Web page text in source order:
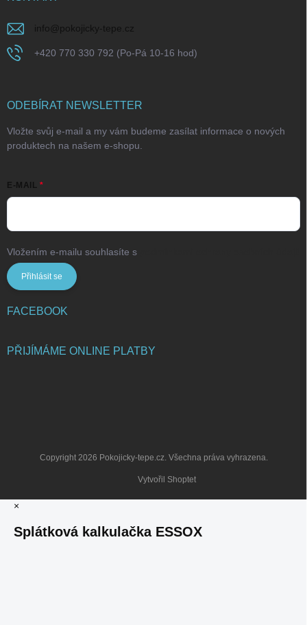
info@pokojicky-tepe.cz
+420 770 330 792 (Po-Pá 10-16 hod)
ODEBÍRAT NEWSLETTER
Vložte svůj e-mail a my vám budeme zasílat informace o nových
produktech na našem e-shopu.
E-MAIL
Vložením e-mailu souhlasíte s
Přihlásit se
FACEBOOK
PŘIJÍMÁME ONLINE PLATBY
Vytvořil Shoptet
Copyright 2026 Pokojicky-tepe.cz. Všechna práva vyhrazena.
×
Splátková kalkulačka ESSOX